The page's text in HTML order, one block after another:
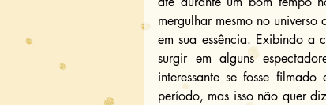
mergulhar mesmo no
em sua essência. Exibindo a
surgir em alguns
interessante se fosse
período, mas isso não quer